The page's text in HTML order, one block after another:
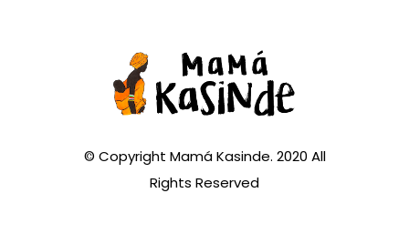
© Copyright Mamá Kasinde. 2020 All
Rights Reserved